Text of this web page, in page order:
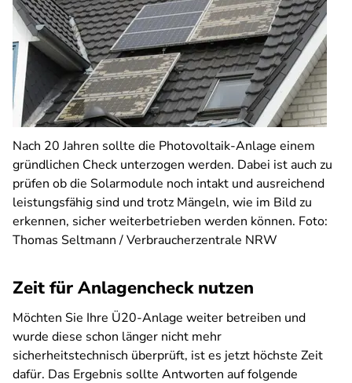
Nach 20 Jahren sollte die Photovoltaik-Anlage einem
gründlichen Check unterzogen werden. Dabei ist auch zu
prüfen ob die Solarmodule noch intakt und ausreichend
leistungsfähig sind und trotz Mängeln, wie im Bild zu
erkennen, sicher weiterbetrieben werden können. Foto:
Thomas Seltmann / Verbraucherzentrale NRW
Zeit für Anlagencheck nutzen
Möchten Sie Ihre Ü20-Anlage weiter betreiben und
wurde diese schon länger nicht mehr
sicherheitstechnisch überprüft, ist es jetzt höchste Zeit
dafür. Das Ergebnis sollte Antworten auf folgende